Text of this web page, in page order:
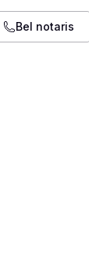
Bel notaris